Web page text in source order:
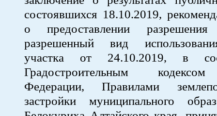
состоявшихся 18.10.2019,
о предоставлении
разрешенный вид
участка от 24.10.2019, в
Градостроительным
Федерации, Правилами
застройки муниципального